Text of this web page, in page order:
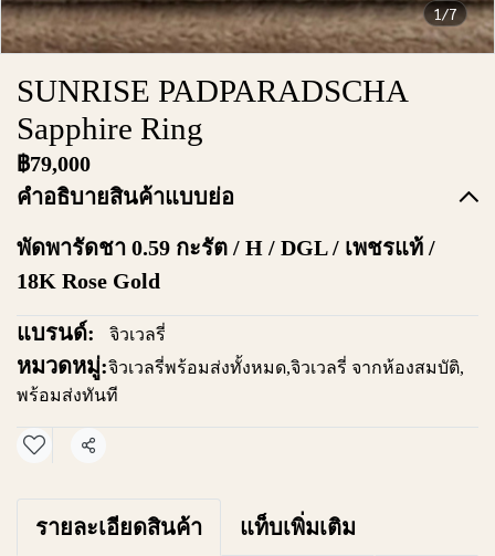
1/7
SUNRISE PADPARADSCHA
Sapphire Ring
฿79,000
คำอธิบายสินค้าแบบย่อ
พัดพารัดชา 0.59 กะรัต / H / DGL / เพชรแท้ /
18K Rose Gold
แบรนด์: จิวเวลรี่
หมวดหมู่:จิวเวลรี่พร้อมส่งทั้งหมด,จิวเวลรี่ จากห้องสมบัติ,
พร้อมส่งทันที
แชร์
รายละเอียดสินค้า แท็บเพิ่มเติม